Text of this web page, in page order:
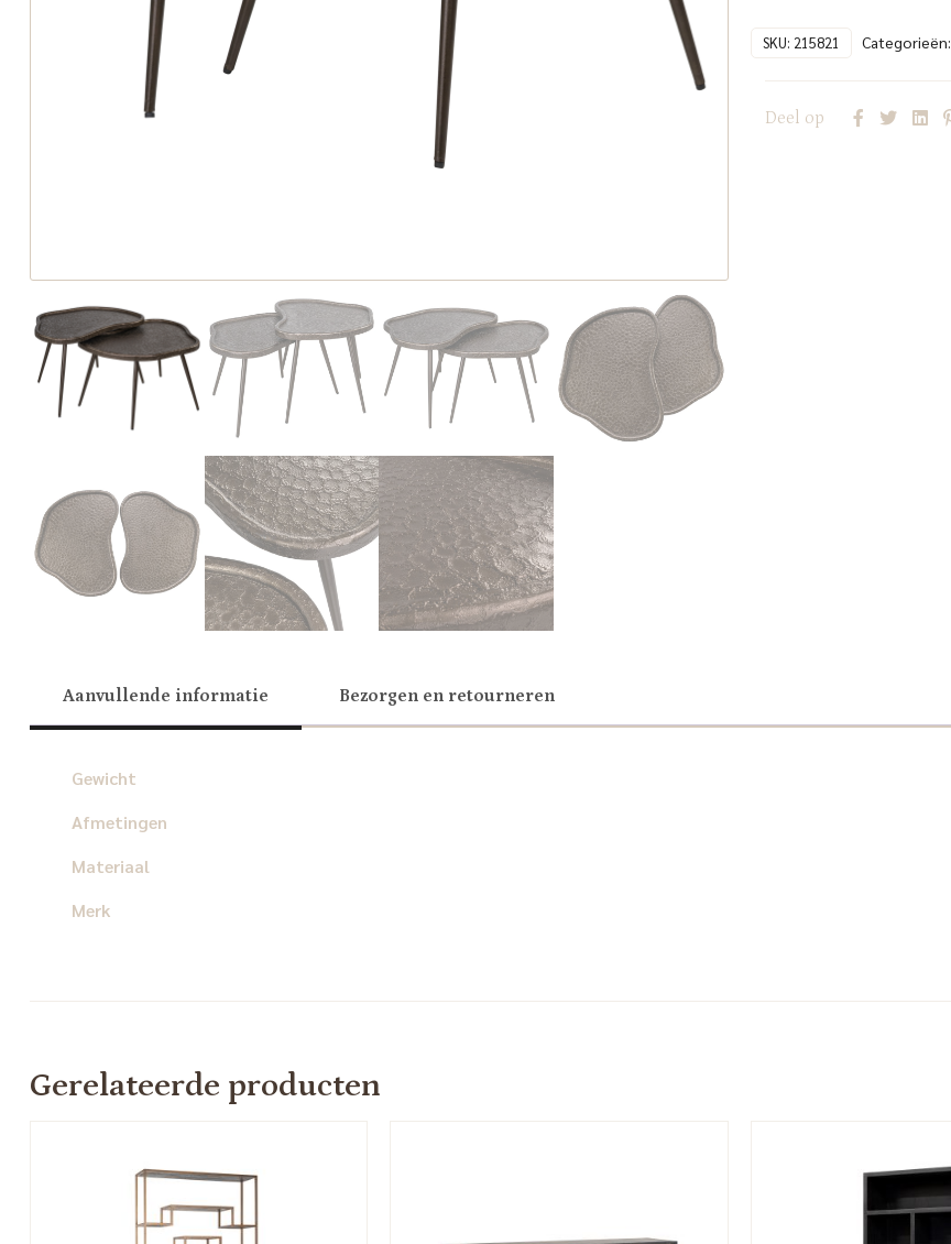
SKU: 215821 Categorieën:
Deel op
Aanvullende informatie Bezorgen en retourneren
Gewicht
Afmetingen
Materiaal
Merk
Gerelateerde producten